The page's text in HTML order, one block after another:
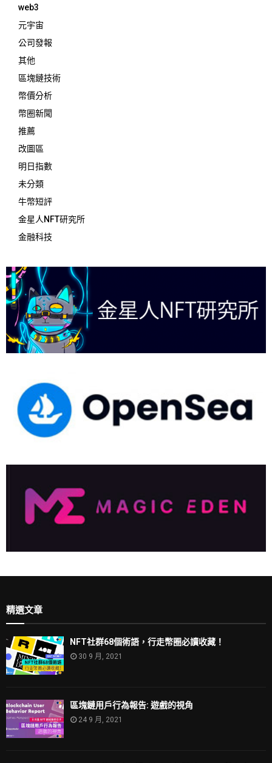
web3
元宇宙
公司發報
其他
區塊鏈技術
幣價分析
幣圈新聞
推薦
改圖區
明日指數
未分類
牛幣短評
金星人NFT研究所
金融科技
精選文章
NFT社群68個術語，行走幣圈必讀收藏！
30 9 月, 2021
區塊鏈用戶行為報告: 遊戲的視角
24 9 月, 2021